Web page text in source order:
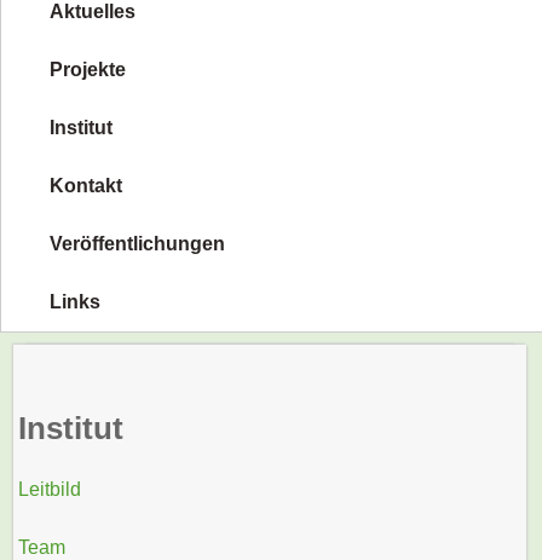
springen
Aktuelles
Projekte
Institut
Kontakt
Veröffentlichungen
Links
Institut
Leitbild
Team